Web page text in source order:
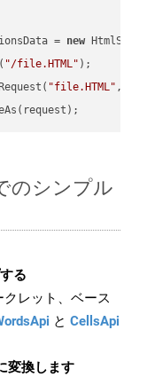
= new
"/file.HTML" );
"file.HTML"
のシンプル
る
レット、ベース
と CellsApi
変換します